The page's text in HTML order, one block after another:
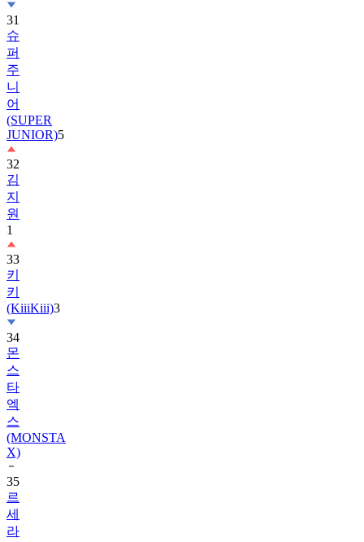
31
슈
퍼
주
니
어
(SUPER
JUNIOR)5
32
김
지
원
1
33
키
키
(KiiiKiii)3
34
몬
스
타
엑
스
(MONSTA
X)
35
르
세
라